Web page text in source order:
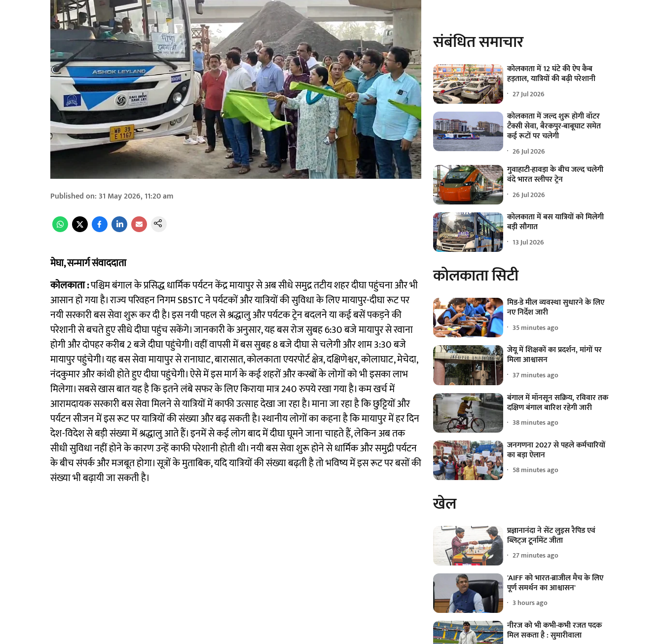
Published on:31 May 2026, 11:20 am
मेघा, सन्मार्ग संवाददाता
काेलकाता :पश्चिम बंगाल के प्रसिद्ध धार्मिक पर्यटन केंद्र मायापुर से अब सीधे समुद्र तटीय शहर दीघा पहुंचना और भी
आसान हो गया है। राज्य परिवहन निगम SBSTC ने पर्यटकों और यात्रियों की सुविधा के लिए मायापुर-दीघा रूट पर
नयी सरकारी बस सेवा शुरू कर दी है। इस नयी पहल से श्रद्धालु और पर्यटक ट्रेन बदलने या कई बसें पकड़ने की
परेशानी से बचते हुए सीधे दीघा पहुंच सकेंगे। जानकारी के अनुसार, यह बस रोज सुबह 6:30 बजे मायापुर से रवाना
होगी और दोपहर करीब 2 बजे दीघा पहुंचेगी। वहीं वापसी में बस सुबह 8 बजे दीघा से चलेगी और शाम 3:30 बजे
मायापुर पहुंचेगी। यह बस सेवा मायापुर से रानाघाट, बारासात, कोलकाता एयरपोर्ट क्षेत्र, दक्षिणेश्वर, कोलाघाट, मेचेदा,
नंदकुमार और कांथी होते हुए दीघा पहुंचेगी। ऐसे में इस मार्ग के कई शहरों और कस्बों के लोगों को भी इसका लाभ
मिलेगा। सबसे खास बात यह है कि इतने लंबे सफर के लिए किराया मात्र 240 रुपये रखा गया है। कम खर्च में
आरामदायक सरकारी बस सेवा मिलने से यात्रियों में काफी उत्साह देखा जा रहा है। माना जा रहा है कि छुट्टियों और
पर्यटन सीजन में इस रूट पर यात्रियों की संख्या और बढ़ सकती है। स्थानीय लोगों का कहना है कि मायापुर में हर दिन
देश-विदेश से बड़ी संख्या में श्रद्धालु आते हैं। इनमें से कई लोग बाद में दीघा घूमने जाना चाहते हैं, लेकिन अब तक
सीधी सुविधा नहीं होने के कारण उन्हें काफी परेशानी होती थी। नयी बस सेवा शुरू होने से धार्मिक और समुद्री पर्यटन
के बीच संपर्क और मजबूत होगा। सूत्रों के मुताबिक, यदि यात्रियों की संख्या बढ़ती है तो भविष्य में इस रूट पर बसों की
संख्या भी बढ़ायी जा सकती है।
संबंधित समाचार
कोलकाता में 12 घंटे की ऐप कैब
हड़ताल, यात्रियों की बढ़ी परेशानी
27 Jul 2026
कोलकाता में जल्द शुरू होगी वॉटर
टैक्सी सेवा, बैरकपुर-बाबूघाट समेत
कई रूटों पर चलेगी
26 Jul 2026
गुवाहाटी-हावड़ा के बीच जल्द चलेगी
वंदे भारत स्लीपर ट्रेन
26 Jul 2026
कोलकाता में बस यात्रियों को मिलेगी
बड़ी सौगात
13 Jul 2026
कोलकाता सिटी
मिड-डे मील व्यवस्था सुधारने के लिए
नए निर्देश जारी
35 minutes ago
जेयू में शिक्षकों का प्रदर्शन, मांगों पर
मिला आश्वासन
37 minutes ago
बंगाल में मॉनसून सक्रिय, रविवार तक
दक्षिण बंगाल बारिश रहेगी जारी
38 minutes ago
जनगणना 2027 से पहले कर्मचारियों
का बड़ा ऐलान
58 minutes ago
खेल
प्रज्ञानानंदा ने सेंट लुइस रैपिड एवं
ब्लिट्ज टूर्नामेंट जीता
27 minutes ago
'AIFF को भारत-ब्राजील मैच के लिए
पूर्ण समर्थन का आश्वासन'
3 hours ago
नीरज को भी कभी-कभी रजत पदक
मिल सकता है : सुमारीवाला